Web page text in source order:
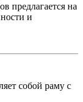
предлагается на
и
собой раму с